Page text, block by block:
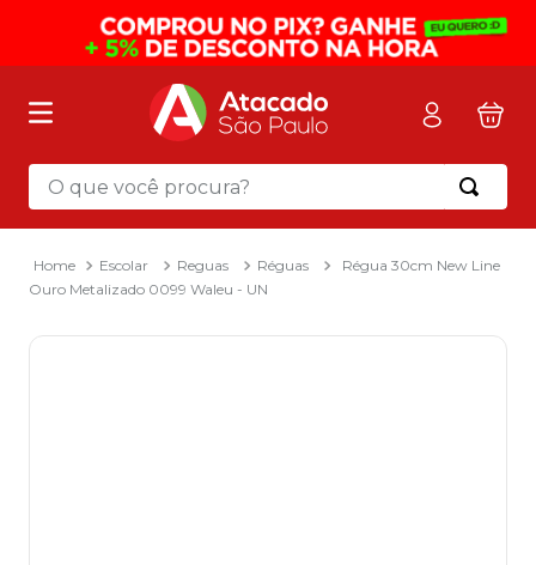
O que você procura?
Escolar Reguas Réguas
Régua 30cm New Line
Ouro Metalizado 0099 Waleu - UN
Termos mais buscados
mochila
2º sacola
3º mala